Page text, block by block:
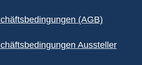
(AGB)
Aussteller